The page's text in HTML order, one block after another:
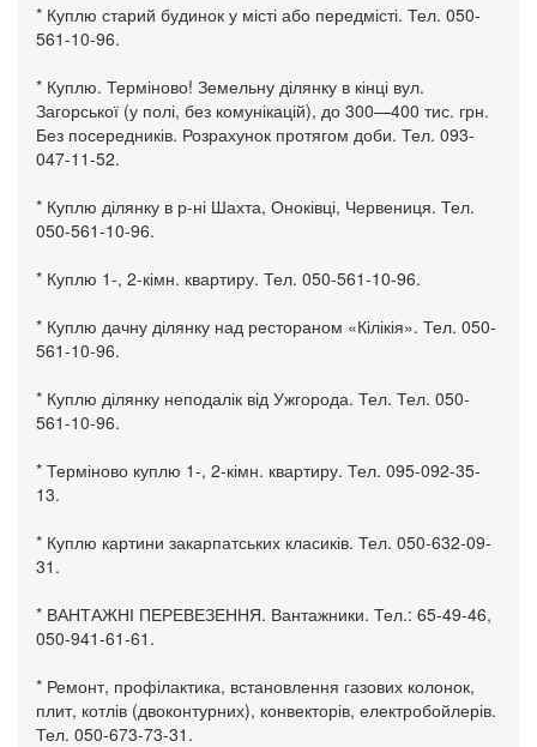
* Куплю старий будинок у місті або передмісті. Тел. 050-
561-10-96.
* Куплю. Терміново! Земельну ділянку в кінці вул.
Загорської (у полі, без комунікацій), до 300—400 тис. грн.
Без посередників. Розрахунок протягом доби. Тел. 093-
047-11-52.
* Куплю ділянку в р-ні Шахта, Оноківці, Червениця. Тел.
050-561-10-96.
* Куплю 1-, 2-кімн. квартиру. Тел. 050-561-10-96.
* Куплю дачну ділянку над рестораном «Кілікія». Тел. 050-
561-10-96.
* Куплю ділянку неподалік від Ужгорода. Тел. Тел. 050-
561-10-96.
* Терміново куплю 1-, 2-кімн. квартиру. Тел. 095-092-35-
13.
* Куплю картини закарпатських класиків. Тел. 050-632-09-
31.
* ВАНТАЖНІ ПЕРЕВЕЗЕННЯ. Вантажники. Тел.: 65-49-46,
050-941-61-61.
* Ремонт, профілактика, встановлення газових колонок,
плит, котлів (двоконтурних), конвекторів, електробойлерів.
Тел. 050-673-73-31.